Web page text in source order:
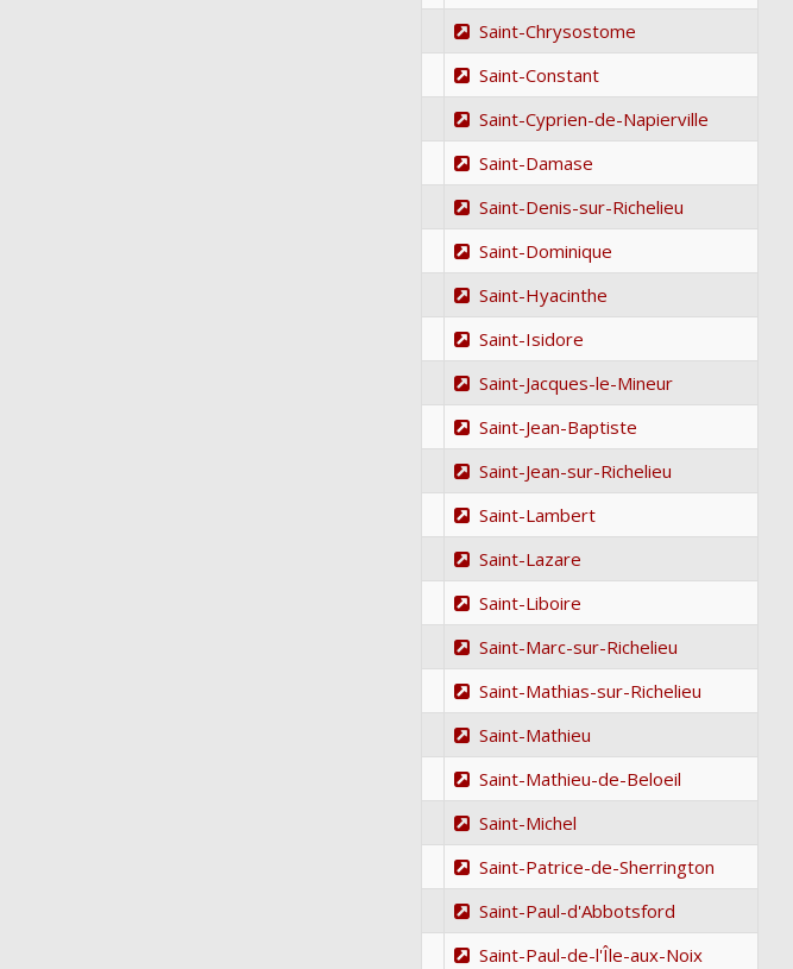
Saint-Chrysostome
Saint-Constant
Saint-Cyprien-de-Napierville
Saint-Damase
Saint-Denis-sur-Richelieu
Saint-Dominique
Saint-Hyacinthe
Saint-Isidore
Saint-Jacques-le-Mineur
Saint-Jean-Baptiste
Saint-Jean-sur-Richelieu
Saint-Lambert
Saint-Lazare
Saint-Liboire
Saint-Marc-sur-Richelieu
Saint-Mathias-sur-Richelieu
Saint-Mathieu
Saint-Mathieu-de-Beloeil
Saint-Michel
Saint-Patrice-de-Sherrington
Saint-Paul-d'Abbotsford
Saint-Paul-de-l'Île-aux-Noix